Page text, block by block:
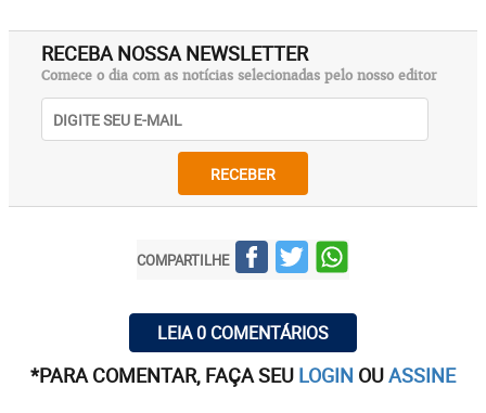
RECEBA NOSSA NEWSLETTER
Comece o dia com as notícias selecionadas pelo nosso editor
RECEBER
COMPARTILHE
LEIA 0 COMENTÁRIOS
*PARA COMENTAR, FAÇA SEU LOGIN OUASSINE